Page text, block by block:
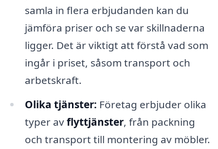
samla in flera erbjudanden kan du
jämföra priser och se var skillnaderna
ligger. Det är viktigt att förstå vad som
ingår i priset, såsom transport och
arbetskraft.
Olika tjänster: Företag erbjuder olika
typer avflyttjänster, från packning
och transport till montering av möbler.